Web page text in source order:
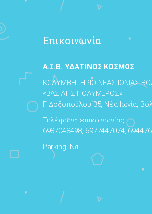
Επικοινωνία
Α.Σ.Β. ΥΔΑΤΙΝΟΣ ΚΟΣΜΟΣ
ΚΟΛΥΜΒΗΤΗΡΙΟ ΝΕΑΣ ΙΩΝΙΑΣ
«ΒΑΣΙΛΗΣ ΠΟΛΥΜΕΡΟΣ»
Γ. Δοξοπούλου 35, Νέα Ιωνία,
Τηλέφωνα επικοινωνίας :
6987048498, 6977447074,
Parking: Ναι